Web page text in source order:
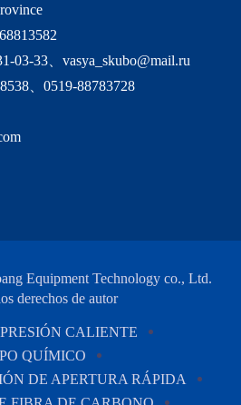
03-33、vasya_skubo@mail.ru
、0519-88783728
Equipment Technology co., Ltd.
derechos de autor
CALIENTE
QUÍMICO
DE APERTURA RÁPIDA